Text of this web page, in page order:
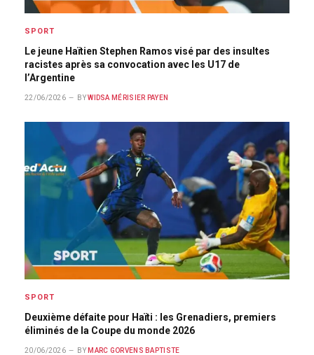
SPORT
Le jeune Haïtien Stephen Ramos visé par des insultes
racistes après sa convocation avec les U17 de
l’Argentine
22/06/2026 BY WIDSA MÉRISIER PAYEN
SPORT
Deuxième défaite pour Haïti : les Grenadiers, premiers
éliminés de la Coupe du monde 2026
20/06/2026 BY MARC GORVENS BAPTISTE